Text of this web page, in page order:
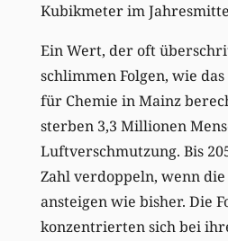
Kubikmeter im
Ein Wert, der oft
schlimmen Folgen, wie
für Chemie in Mainz
sterben 3,3 Millionen
Luftverschmutzung. Bis
Zahl verdoppeln, wenn
ansteigen wie bisher. Die
konzentrierten sich bei